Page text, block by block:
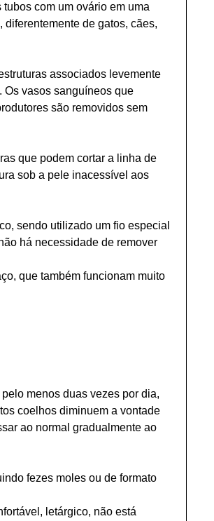
com um ovário em uma
de gatos, cães,
associados levemente
Os vasos sanguíneos que
são removidos sem
que podem cortar a linha de
sob a pele inacessível aos
sendo utilizado um fio especial
há necessidade de remover
que também funcionam muito
menos duas vezes por dia,
coelhos diminuem a vontade
ao normal gradualmente ao
fezes moles ou de formato
letárgico, não está